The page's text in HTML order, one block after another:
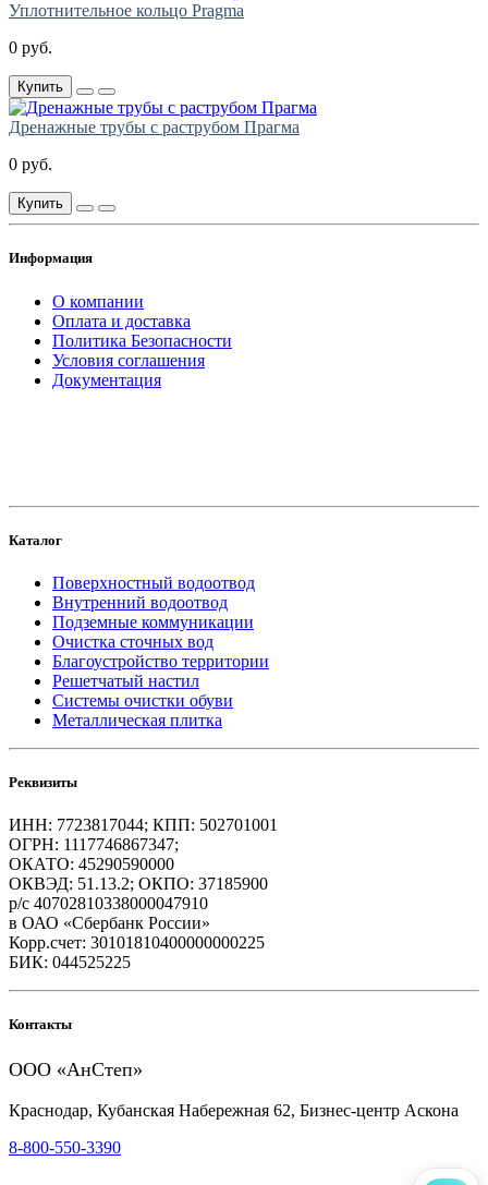
Уплотнительное кольцо Pragma
0 руб.
Купить
Дренажные трубы с раструбом Прагма
0 руб.
Купить
Информация
О компании
Оплата и доставка
Политика Безопасности
Условия соглашения
Документация
Каталог
Поверхностный водоотвод
Внутренний водоотвод
Подземные коммуникации
Очистка сточных вод
Благоустройство территории
Решетчатый настил
Системы очистки обуви
Металлическая плитка
Реквизиты
ИНН: 7723817044; КПП: 502701001
ОГРН: 1117746867347;
ОКАТО: 45290590000
ОКВЭД: 51.13.2; ОКПО: 37185900
р/с 40702810338000047910
в ОАО «Сбербанк России»
Корр.счет: 30101810400000000225
БИК: 044525225
Контакты
ООО «АнСтеп»
Краснодар, Кубанская Набережная 62, Бизнес-центр Аскона
8-800-550-3390